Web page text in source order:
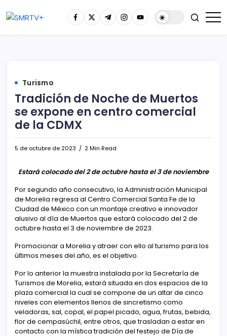
Turismo
Tradición de Noche de Muertos
se expone en centro comercial
de la CDMX
5 de octubre de 2023 2 Min Read
Estará colocado del 2 de octubre hasta el 3 de noviembre
Por segundo año consecutivo, la Administración Municipal
de Morelia regresa al Centro Comercial Santa Fe de la
Ciudad de México con un montaje creativo e innovador
alusivo al día de Muertos que estará colocado del 2 de
octubre hasta el 3 de noviembre de 2023.
Promocionar a Morelia y atraer con ello al turismo para los
últimos meses del año, es el objetivo.
Por lo anterior la muestra instalada por la Secretaría de
Turismos de Morelia, estará situada en dos espacios de la
plaza comercial la cual se compone de un altar de cinco
niveles con elementos llenos de sincretismo como
veladoras, sal, copal, el papel picado, agua, frutas, bebida,
flor de cempasúchil, entre otros, que trasladan a estar en
contacto con la mística tradición del festejo de Día de